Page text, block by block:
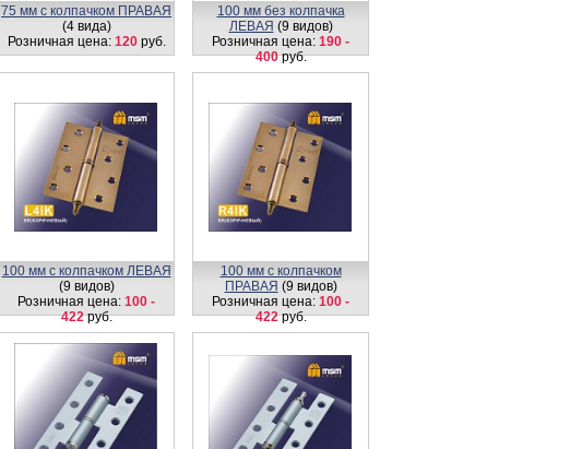
75 мм с колпачком ПРАВАЯ
(4 вида)
Розничная цена: 120руб.
100 мм без колпачка
ЛЕВАЯ (9 видов)
Розничная цена: 190 -
400руб.
100 мм с колпачком ЛЕВАЯ
(9 видов)
Розничная цена: 100 -
422руб.
100 мм с колпачком
ПРАВАЯ (9 видов)
Розничная цена: 100 -
422руб.